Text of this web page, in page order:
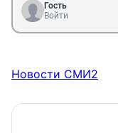
Гость
Войти
Новости СМИ2